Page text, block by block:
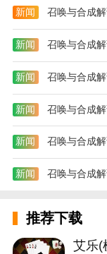
新闻
新闻
新闻
新闻
新闻
新闻
推荐下载
艾乐(